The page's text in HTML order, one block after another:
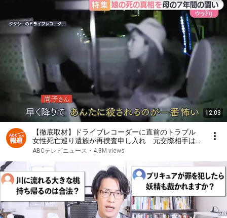
12:03
【徹底取材】ドライブレコーダーに直前のトラブル
女性死亡巡り遺族が再捜査申し入れ 元交際相手は刑
事で不起訴も…民事訴訟は暴行を認定【ウラドリ】
ABCテレビニュース • 4.8M views